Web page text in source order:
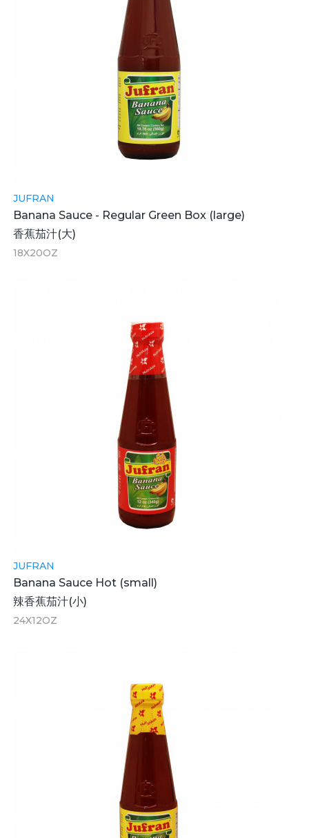
JUFRAN
Banana Sauce - Regular Green Box (large)
香蕉茄汁(大)
18X20OZ
JUFRAN
Banana Sauce Hot (small)
辣香蕉茄汁(小)
24X12OZ